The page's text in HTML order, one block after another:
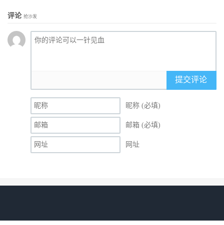
评论 抢沙发
提交评论
昵称 (必填)
邮箱 (必填)
网址